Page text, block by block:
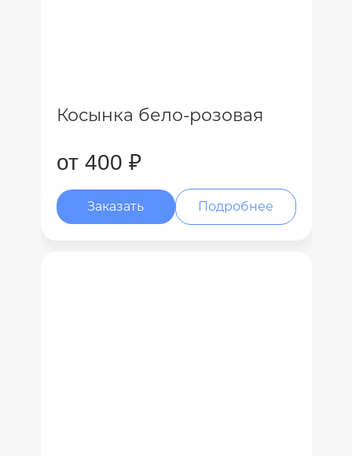
Косынка бело-розовая
от 400 ₽
Заказать Подробнее